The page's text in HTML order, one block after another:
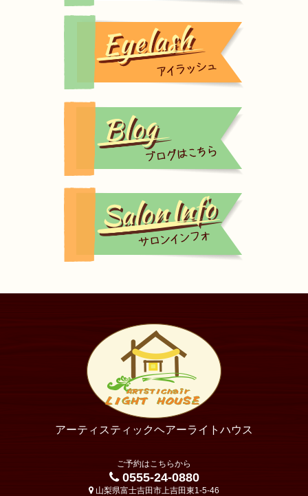
アーティスティックヘアーライトハウス
ご予約はこちらから
0555-24-0880
山梨県富士吉田市上吉田東1-5-46